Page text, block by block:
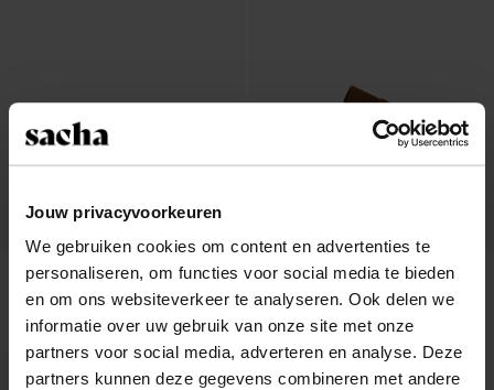
Jouw privacyvoorkeuren
We gebruiken cookies om content en advertenties te
personaliseren, om functies voor social media te bieden
en om ons websiteverkeer te analyseren. Ook delen we
informatie over uw gebruik van onze site met onze
partners voor social media, adverteren en analyse. Deze
partners kunnen deze gegevens combineren met andere
Sabots cow avec boucle
125.99
Mocassins en daim - marron
94.99
- 60%